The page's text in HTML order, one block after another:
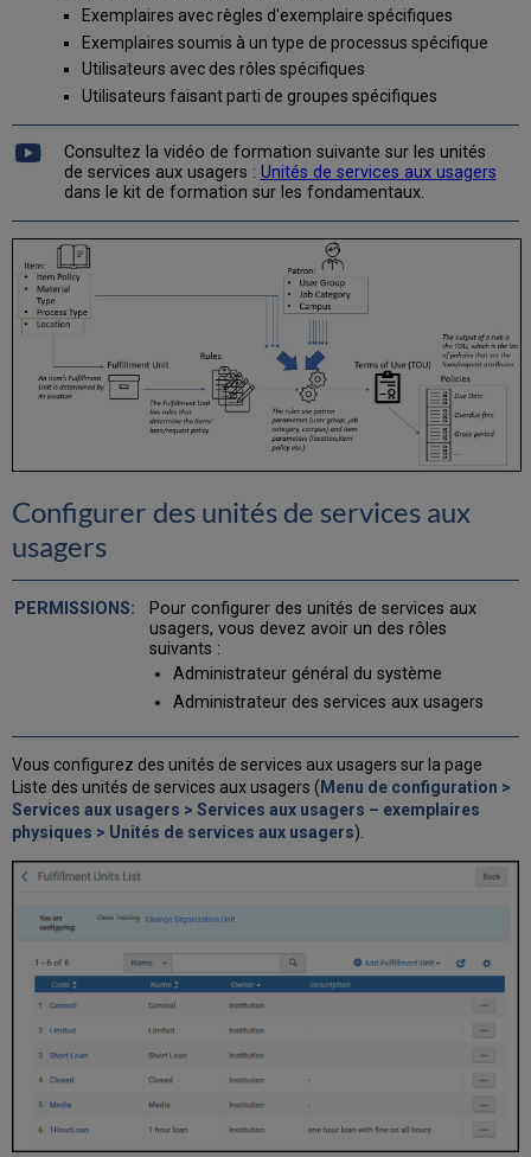
Exemplaires avec règles d'exemplaire spécifiques
Exemplaires soumis à un type de processus spécifique
Utilisateurs avec des rôles spécifiques
Utilisateurs faisant parti de groupes spécifiques
Consultez la vidéo de formation suivante sur les unités
de services aux usagers : Unités de services aux usagers
dans le kit de formation sur les fondamentaux.
Configurer des unités de services aux
usagers
Pour configurer des unités de services aux
usagers, vous devez avoir un des rôles
suivants :
Administrateur général du système
Administrateur des services aux usagers
Vous configurez des unités de services aux usagers sur la page
Liste des unités de services aux usagers ( Menu de configuration >
Services aux usagers > Services aux usagers – exemplaires
physiques > Unités de services aux usagers).